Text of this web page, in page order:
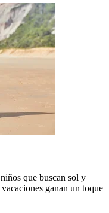
que buscan sol y
vacaciones ganan un toque